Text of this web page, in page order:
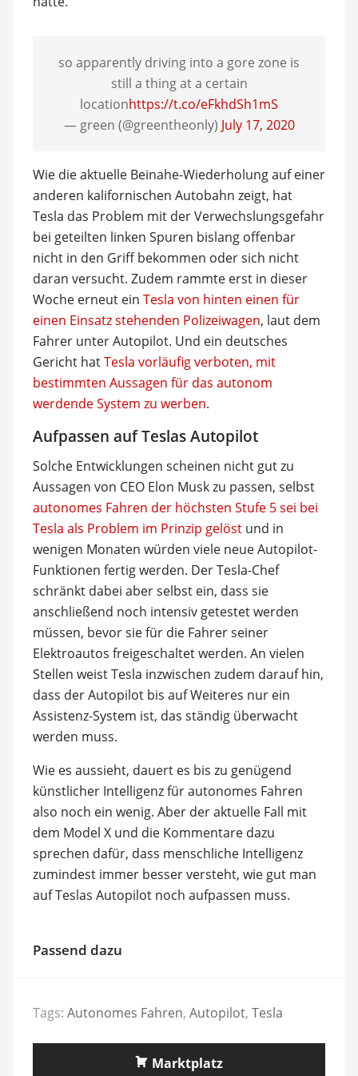
so apparently driving into a gore zone is
still a thing at a certain
locationhttps://t.co/eFkhdSh1mS
— green (@greentheonly) July 17, 2020
Wie die aktuelle Beinahe-Wiederholung auf einer
anderen kalifornischen Autobahn zeigt, hat
Tesla das Problem mit der Verwechslungsgefahr
bei geteilten linken Spuren bislang offenbar
nicht in den Griff bekommen oder sich nicht
daran versucht. Zudem rammte erst in dieser
Woche erneut ein Tesla von hinten einen für
einen Einsatz stehenden Polizeiwagen, laut dem
Fahrer unter Autopilot. Und ein deutsches
Gericht hatTesla vorläufig verboten, mit
bestimmten Aussagen für das autonom
werdende System zu werben.
Aufpassen auf Teslas Autopilot
Solche Entwicklungen scheinen nicht gut zu
Aussagen von CEO Elon Musk zu passen, selbst
autonomes Fahren der höchsten Stufe 5 sei bei
Tesla als Problem im Prinzip gelöstund in
wenigen Monaten würden viele neue Autopilot-
Funktionen fertig werden. Der Tesla-Chef
schränkt dabei aber selbst ein, dass sie
anschließend noch intensiv getestet werden
müssen, bevor sie für die Fahrer seiner
Elektroautos freigeschaltet werden. An vielen
Stellen weist Tesla inzwischen zudem darauf hin,
dass der Autopilot bis auf Weiteres nur ein
Assistenz-System ist, das ständig überwacht
werden muss.
Wie es aussieht, dauert es bis zu genügend
künstlicher Intelligenz für autonomes Fahren
also noch ein wenig. Aber der aktuelle Fall mit
dem Model X und die Kommentare dazu
sprechen dafür, dass menschliche Intelligenz
zumindest immer besser versteht, wie gut man
auf Teslas Autopilot noch aufpassen muss.
Passend dazu
Tags: Autonomes Fahren, Autopilot, Tesla
Marktplatz